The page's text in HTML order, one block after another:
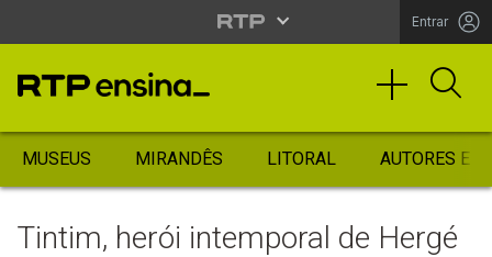
Entrar
MUSEUS MIRANDÊS LITORAL AUTORES
Tintim, herói intemporal de Hergé